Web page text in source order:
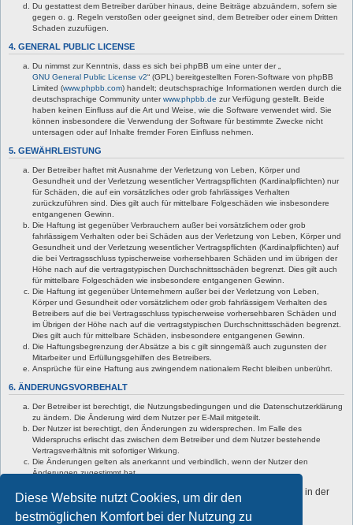
Diese Website nutzt Cookies, um dir den
bestmöglichen Komfort bei der Nutzung zu
Du gestattest dem Betreiber darüber hinaus, deine Beiträge abzuändern, sofern sie
gegen o. g. Regeln verstoßen oder geeignet sind, dem Betreiber oder einem Dritten
Schaden zuzufügen.
4. GENERAL PUBLIC LICENSE
Du nimmst zur Kenntnis, dass es sich bei phpBB um eine unter der „
GNU General Public License v2“ (GPL) bereitgestellten Foren-Software von phpBB
Limited (www.phpbb.com) handelt; deutschsprachige Informationen werden durch die
deutschsprachige Community unterwww.phpbb.de zur Verfügung gestellt. Beide
haben keinen Einfluss auf die Art und Weise, wie die Software verwendet wird. Sie
können insbesondere die Verwendung der Software für bestimmte Zwecke nicht
untersagen oder auf Inhalte fremder Foren Einfluss nehmen.
5. GEWÄHRLEISTUNG
Der Betreiber haftet mit Ausnahme der Verletzung von Leben, Körper und
Gesundheit und der Verletzung wesentlicher Vertragspflichten (Kardinalpflichten) nur
für Schäden, die auf ein vorsätzliches oder grob fahrlässiges Verhalten
zurückzuführen sind. Dies gilt auch für mittelbare Folgeschäden wie insbesondere
entgangenen Gewinn.
Die Haftung ist gegenüber Verbrauchern außer bei vorsätzlichem oder grob
fahrlässigem Verhalten oder bei Schäden aus der Verletzung von Leben, Körper und
Gesundheit und der Verletzung wesentlicher Vertragspflichten (Kardinalpflichten) auf
die bei Vertragsschluss typischerweise vorhersehbaren Schäden und im übrigen der
Höhe nach auf die vertragstypischen Durchschnittsschäden begrenzt. Dies gilt auch
für mittelbare Folgeschäden wie insbesondere entgangenen Gewinn.
Die Haftung ist gegenüber Unternehmern außer bei der Verletzung von Leben,
Körper und Gesundheit oder vorsätzlichem oder grob fahrlässigem Verhalten des
Betreibers auf die bei Vertragsschluss typischerweise vorhersehbaren Schäden und
im Übrigen der Höhe nach auf die vertragstypischen Durchschnittsschäden begrenzt.
Dies gilt auch für mittelbare Schäden, insbesondere entgangenen Gewinn.
Die Haftungsbegrenzung der Absätze a bis c gilt sinngemäß auch zugunsten der
Mitarbeiter und Erfüllungsgehilfen des Betreibers.
Ansprüche für eine Haftung aus zwingendem nationalem Recht bleiben unberührt.
6. ÄNDERUNGSVORBEHALT
Der Betreiber ist berechtigt, die Nutzungsbedingungen und die Datenschutzerklärung
zu ändern. Die Änderung wird dem Nutzer per E-Mail mitgeteilt.
Der Nutzer ist berechtigt, den Änderungen zu widersprechen. Im Falle des
Widerspruchs erlischt das zwischen dem Betreiber und dem Nutzer bestehende
Vertragsverhältnis mit sofortiger Wirkung.
Die Änderungen gelten als anerkannt und verbindlich, wenn der Nutzer den
Änderungen zugestimmt hat.
Informationen über den Umgang mit deinen persönlichen Daten sind in der
Datenschutzerklärung enthalten.